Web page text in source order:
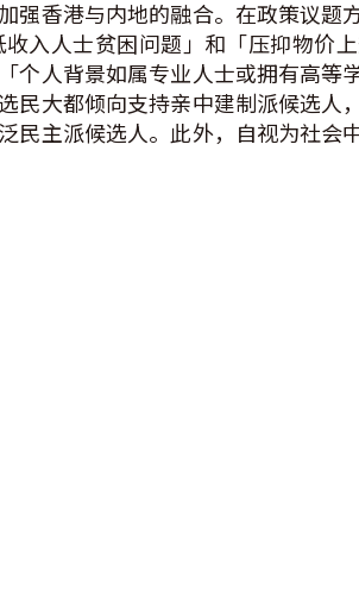
强香港与内地的融合。在政策议题
入人士贫困问题」和「压抑物价
人背景如属专业人士或拥有高等
民大都倾向支持亲中建制派候选人
民主派候选人。此外，自视为社会